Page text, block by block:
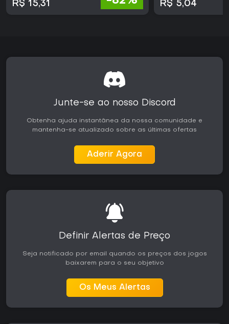
R$ 15,31 R$ 5,04
Junte-se ao nosso Discord
Obtenha ajuda instantânea da nossa comunidade e
mantenha-se atualizado sobre as últimas ofertas
Aderir Agora
Definir Alertas de Preço
Seja notificado por email quando os preços dos jogos
baixarem para o seu objetivo
Os Meus Alertas